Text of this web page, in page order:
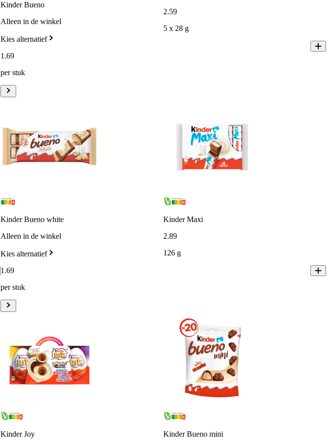
Kinder Bueno
Alleen in de winkel
Kies alternatief
1.69
per stuk
2.59
5 x 28 g
Kinder Bueno white
Alleen in de winkel
Kies alternatief
1.69
per stuk
Kinder Maxi
2.89
126 g
Kinder Joy
Kinder Bueno mini